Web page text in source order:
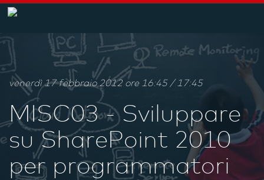
venerdì 17 febbraio 2012 ore 16:45 / 17:45
MISC03 - Sviluppare
su SharePoint 2010
per programmatori